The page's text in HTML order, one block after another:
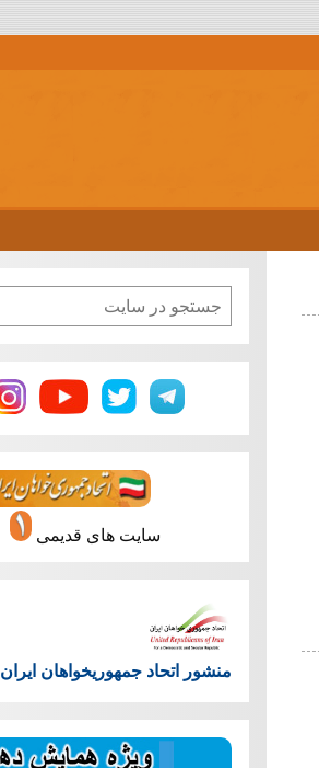
Search
سایت های قدیمی
منشور اتحاد جمهوریخواهان ایران